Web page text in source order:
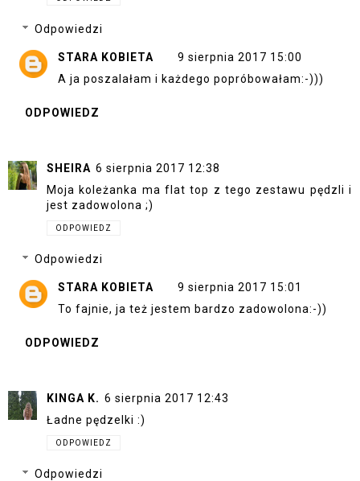
Odpowiedzi
STARA KOBIETA
9 sierpnia 2017 15:00
A ja poszalałam i każdego popróbowałam:-)))
ODPOWIEDZ
SHEIRA 6 sierpnia 2017 12:38
Moja koleżanka ma flat top z tego zestawu pędzli i
jest zadowolona ;)
ODPOWIEDZ
Odpowiedzi
STARA KOBIETA
9 sierpnia 2017 15:01
To fajnie, ja też jestem bardzo zadowolona:-))
ODPOWIEDZ
KINGA K. 6 sierpnia 2017 12:43
Ładne pędzelki :)
ODPOWIEDZ
Odpowiedzi